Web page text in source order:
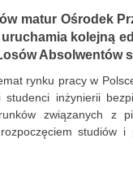
matur Ośrodek
kolejną
Absolwentów
rynku pracy w
inżynierii
związanych z
studiów